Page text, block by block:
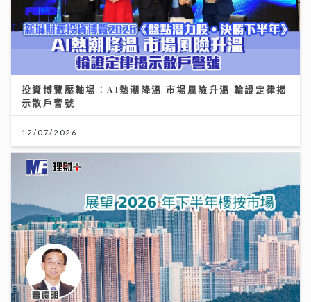
投資博覽壓軸場：AI熱潮降溫 市場風險升溫 輪證定律揭
示散戶警號
12/07/2026